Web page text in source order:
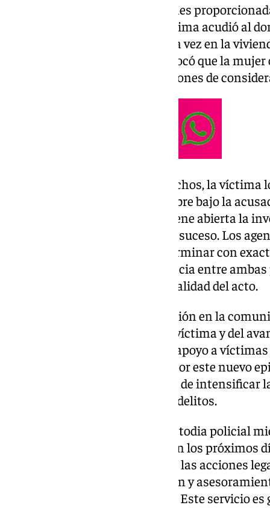
De acuerdo con las informaciones
Nacional a Europa Press, la víctima acudió al
recibir una llamada de este. Una vez en la
aparentemente el hombre provocó que la
hasta el segundo, sufriendo lesiones de
A pesar de la gravedad de los hechos, la
Policía Nacional detuvo al hombre bajo la
tentativa y actualmente mantiene abierta la
circunstancias que rodean este suceso. Los
testimonios que permitan determinar con
posibles antecedentes de violencia entre
que ayude a definir la intencionalidad del acto.
Este hecho ha causado conmoción en la
pendiente de la evolución de la víctima y del
Organizaciones y colectivos de apoyo a
manifestado su preocupación por este nuevo
mujer, subrayando la necesidad de intensificar
protección frente a este tipo de delitos.
El detenido permanece bajo custodia policial
diligencias correspondientes. En los próximos
judicial, donde se determinarán las acciones
disponible para brindar atención y
víctimas de violencia de género. Este servicio